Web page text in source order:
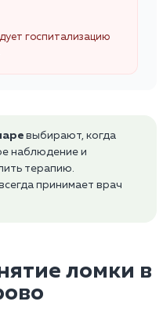
госпитализацию
выбирают, когда
наблюдение и
терапию.
принимает врач
ломки в